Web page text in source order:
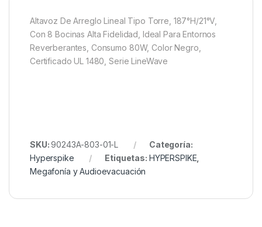
Altavoz De Arreglo Lineal Tipo Torre, 187°H/21°V,
Con 8 Bocinas Alta Fidelidad, Ideal Para Entornos
Reverberantes, Consumo 80W, Color Negro,
Certificado UL 1480, Serie LineWave
SKU:90243A-803-01-L
Categoría:
Hyperspike
Etiquetas: HYPERSPIKE
Megafonía y Audioevacuación